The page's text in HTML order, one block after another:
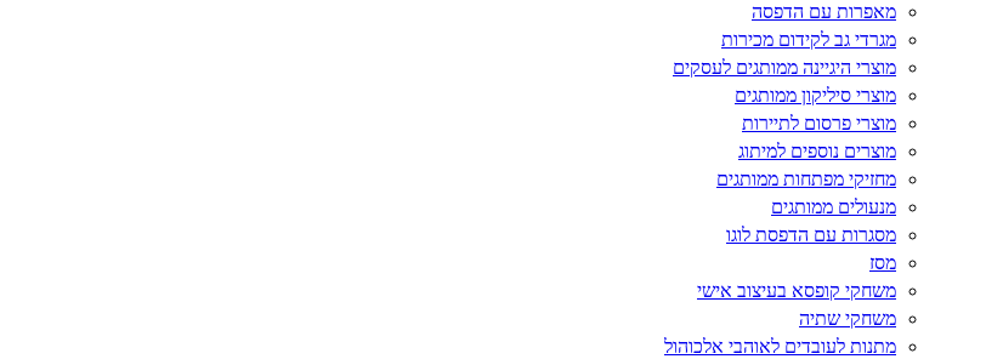
מאפרות עם הדפסה
מגרדי גב לקידום מכירות
מוצרי היגיינה ממותגים לעסקים
מוצרי סיליקון ממותגים
מוצרי פרסום לתיירות
מוצרים נוספים למיתוג
מחזיקי מפתחות ממותגים
מנעולים ממותגים
מסגרות עם הדפסת לוגו
מסז
משחקי קופסא בעיצוב אישי
משחקי שתיה
מתנות לעובדים לאוהבי אלכוהול